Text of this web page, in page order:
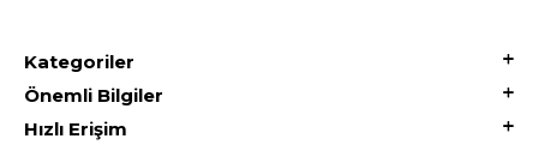
Kategoriler
Önemli Bilgiler
Hızlı Erişim